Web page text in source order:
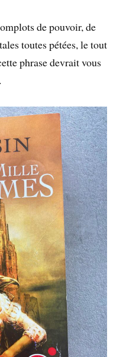
de pouvoir, de
toutes pétées, le tout
phrase devrait vous